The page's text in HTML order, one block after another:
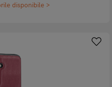
disponibile >